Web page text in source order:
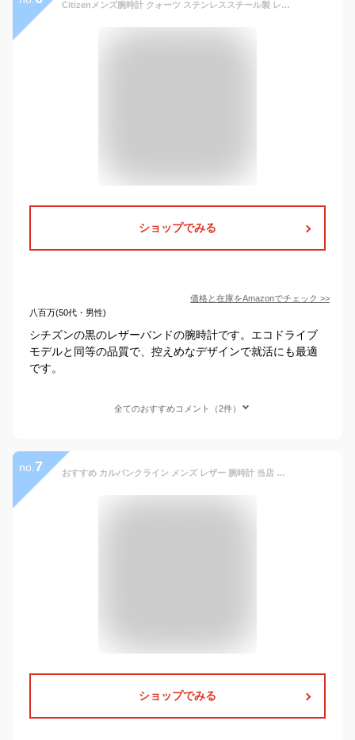
Citizenメンズ腕時計 クォーツ ステンレススチール製 レザーバンド カジュアルウォッチ ブラック (モデル：BI5000-01A) [並行輸入品]
ショップでみる
価格と在庫をAmazonでチェック >>
八百万(50代・男性)
シチズンの黒のレザーバンドの腕時計です。エコドライブ
モデルと同等の品質で、控えめなデザインで就活にも最適
です。
全てのおすすめコメント（2件）
no. 7 おすすめ カルバンクライン メンズ レザー 腕時計 当店 ランキング 2位 男性 20代 30代 40代 男女兼用 シンプル おしゃれ 時計 プレゼント 入社 就職 仕事 お祝い 誕生日 革ベルト 革バンド レザー 合格 入学 卒業 社会人
ショップでみる